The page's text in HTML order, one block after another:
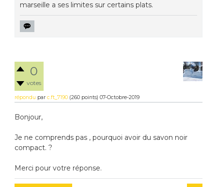
marseille a ses limites sur certains plats.
0
votes
répondu par c.ft_7190 (260 points) 07-Octobre-2019
Bonjour,
Je ne comprends pas , pourquoi avoir du savon noir
compact. ?
Merci pour votre réponse.